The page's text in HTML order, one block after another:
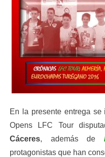
En la presente entrega
Opens LFC Tour
Cáceres, además de
protagonistas que han